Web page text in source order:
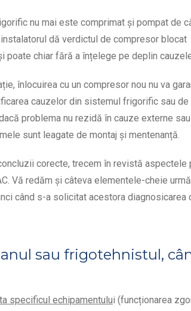
nu mai este comprimat și pompat de
dă verdictul de compresor
poate chiar fără a înțelege pe deplin
înlocuirea cu un compresor nou nu va
cauzelor din sistemul frigorific sau de
problema nu rezidă în cauze externe
sunt leagate de montaj și mentenanță.
corecte, trecem în revistă aspectele
Vă redăm și câteva elementele-cheie
când s-a solicitat acestora diagnosicarea
sau frigotehnistul,
specificul echipamentului (funcționarea